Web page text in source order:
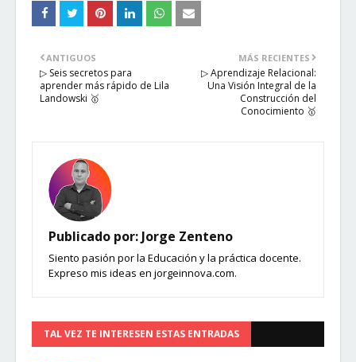
MÁS RECIENTES
▷ Aprendizaje Relacional:
Una Visión Integral de la
Construcción del
Conocimiento 🥇
ANTIGUOS
▷ Seis secretos para
aprender más rápido de Lila
Landowski 🥇
Publicado por: Jorge Zenteno
Siento pasión por la Educación y la práctica docente.
Expreso mis ideas en jorgeinnova.com.
TAL VEZ TE INTERESEN ESTAS ENTRADAS